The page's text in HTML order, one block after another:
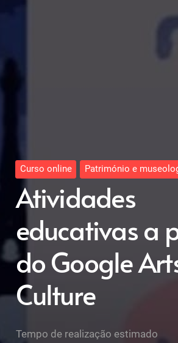
Curso online Património e
Atividades
educativas a
do Google
Culture
Tempo de realização estimado